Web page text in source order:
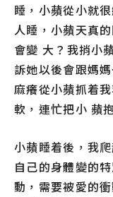
睡，小蘋從小就
人睡，小蘋天真
會變 大？我捎小
訴她以後會跟媽
麻癢從小蘋抓着
軟，連忙把小 蘋
小蘋睡着後，我
自己的身體變的
動，需要被愛的